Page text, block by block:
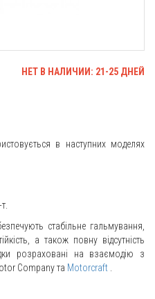
НЕТ В НАЛИЧИИ: 21-25 ДНЕЙ
в наступних моделях
стабільне гальмування,
а також повну відсутність
розраховані на взаємодію з
Company та Motorcraft